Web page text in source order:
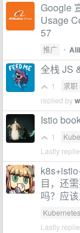
Google
Usage
57
推广 •
全栈 JS
1 求职
replied by
Istio
1
Lastly
目，还
吗？应
Kubernetes
Lastly